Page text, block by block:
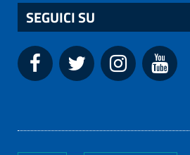
SEGUICI SU